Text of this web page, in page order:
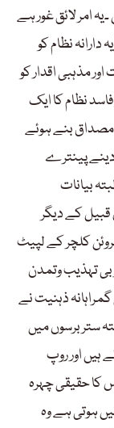
امر لائق غور ہے
نظام کو
مذہبی اقدار کو
نظام کا ایک
مصداق بنے ہوئے
دینے پینترے
بیانات
کے دیگر
کلچر کے لپیٹ
تہذیب وتمدن
ذہنیت نے
ستر برسوں میں
ہیں اور روپ
کا حقیقی چہرہ
ہوتی ہے وہ